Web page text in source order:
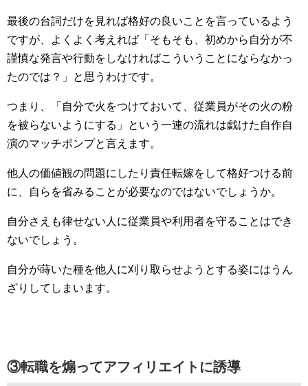
最後の台詞だけを見れば格好の良いことを言っているよう
ですが、よくよく考えれば「そもそも、初めから自分が不
謹慎な発言や行動をしなければこういうことにならなかっ
たのでは？」と思うわけです。
つまり、「自分で火をつけておいて、従業員がその火の粉
を被らないようにする」という一連の流れは戯けた自作自
演のマッチポンプと言えます。
他人の価値観の問題にしたり責任転嫁をして格好つける前
に、自らを省みることが必要なのではないでしょうか。
自分さえも律せない人に従業員や利用者を守ることはでき
ないでしょう。
自分が蒔いた種を他人に刈り取らせようとする姿にはうん
ざりしてしまいます。
③転職を煽ってアフィリエイトに誘導